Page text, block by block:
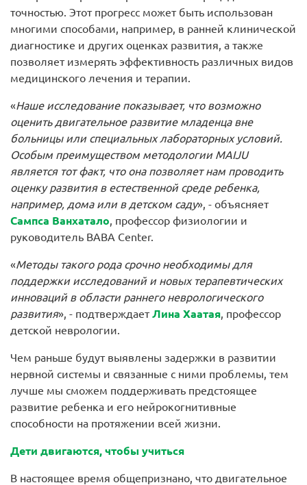
точностью. Этот прогресс может быть использован
многими способами, например, в ранней клинической
диагностике и других оценках развития, а также
позволяет измерять эффективность различных видов
медицинского лечения и терапии.
«Наше исследование показывает, что возможно
оценить двигательное развитие младенца вне
больницы или специальных лабораторных условий.
Особым преимуществом методологии MAIJU
является тот факт, что она позволяет нам проводить
оценку развития в естественной среде ребенка,
например, дома или в детском саду», - объясняет
Сампса Ванхатало, профессор физиологии и
руководитель BABA Center.
«Методы такого рода срочно необходимы для
поддержки исследований и новых терапевтических
инноваций в области раннего неврологического
развития», - подтверждаетЛина Хаатая, профессор
детской неврологии.
Чем раньше будут выявлены задержки в развитии
нервной системы и связанные с ними проблемы, тем
лучше мы сможем поддерживать предстоящее
развитие ребенка и его нейрокогнитивные
способности на протяжении всей жизни.
Дети двигаются, чтобы учиться
В настоящее время общепризнано, что двигательное